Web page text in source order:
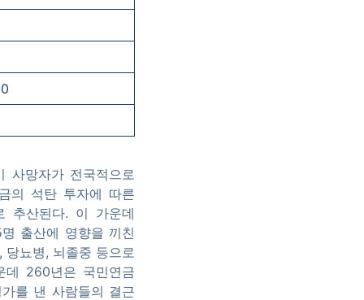
사망자가 전국적으로
의 석탄 투자에 따른
추산된다. 이 가운데
출산에 영향을 끼친
뇨병, 뇌졸중 등으로
260년은 국민연금
를 낸 사람들의 결근